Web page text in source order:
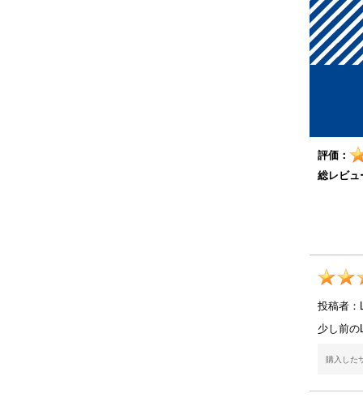
評価：
総レビュ
投稿者：
少し前
購入した